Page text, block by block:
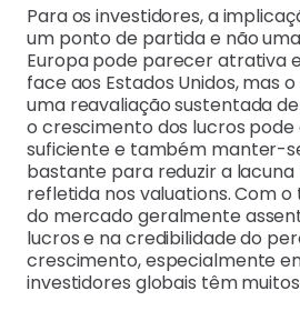
Para os investidores, a
um ponto de partida e não
Europa pode parecer atrativa
face aos Estados Unidos, mas
uma reavaliação sustentada
o crescimento dos lucros
suficiente e também manter-
bastante para reduzir a
refletida nos valuations. Com
do mercado geralmente
lucros e na credibilidade do
crescimento, especialmente
investidores globais têm